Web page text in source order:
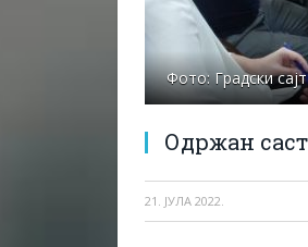
Фото: Градски сајт
Одржан
21. ЈУЛА 2022.